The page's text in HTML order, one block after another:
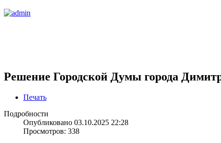
Решение Городской Думы города
Печать
Подробности
Опубликовано 03.10.2025 22:28
Просмотров: 338